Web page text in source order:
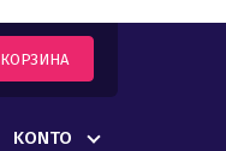
КОРЗИНА
KONTO